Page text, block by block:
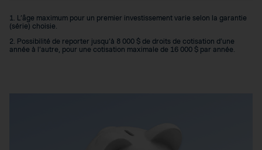
1. L’âge maximum pour un premier investissement varie selon la garantie
(série) choisie.
2. Possibilité de reporter jusqu’à 8 000 $ de droits de cotisation d’une
année à l’autre, pour une cotisation maximale de 16 000 $ par année.